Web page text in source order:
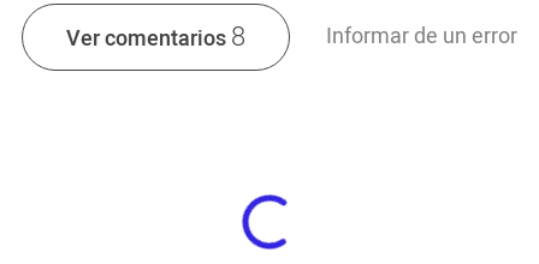
Ver comentarios8 Informar de un error